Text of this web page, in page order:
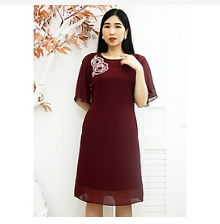
Giới thiệu
Đăng nhập/ Đăng ký